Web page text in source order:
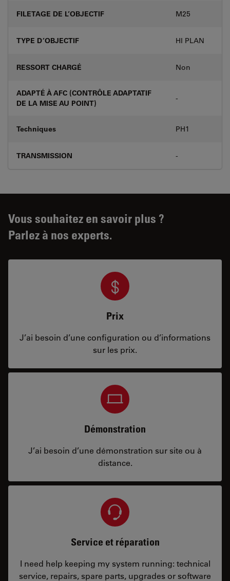
FILETAGE DE L’OBJECTIF M25
TYPE D’OBJECTIF HI PLAN
RESSORT CHARGÉ Non
ADAPTÉ À AFC (CONTRÔLE ADAPTATIF
DE LA MISE AU POINT)
-
Techniques PH1
TRANSMISSION -
Vous souhaitez en savoir plus ?
Parlez à nos experts.
Prix
J’ai besoin d’une configuration ou d’informations
sur les prix.
Démonstration
J’ai besoin d’une démonstration sur site ou à
distance.
Service et réparation
I need help keeping my system running: technical
service, repairs, spare parts, upgrades or software